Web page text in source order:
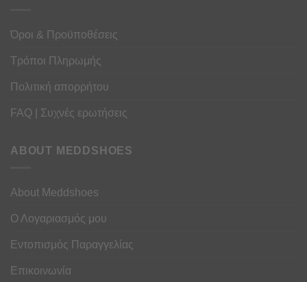
Όροι & Προϋποθέσεις
Τρόποι Πληρωμής
Πολιτική απορρήτου
FAQ | Συχνές ερωτήσεις
ABOUT MEDDSHOES
About Meddshoes
Ο Λογαριασμός μου
Εντοπισμός Παραγγελίας
Επικοινωνία